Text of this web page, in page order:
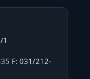
1
F: 031/212-